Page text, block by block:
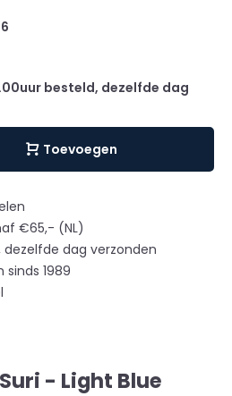
besteld, dezelfde dag
Toevoegen
€65,- (NL)
dezelfde dag verzonden
sinds 1989
- Light Blue